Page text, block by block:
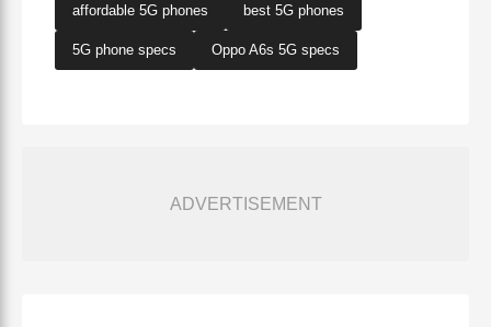
affordable 5G phones best 5G phones
5G phone specs Oppo A6s 5G specs
ADVERTISEMENT